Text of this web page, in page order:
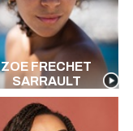
ZOE FRECHET
SARRAULT